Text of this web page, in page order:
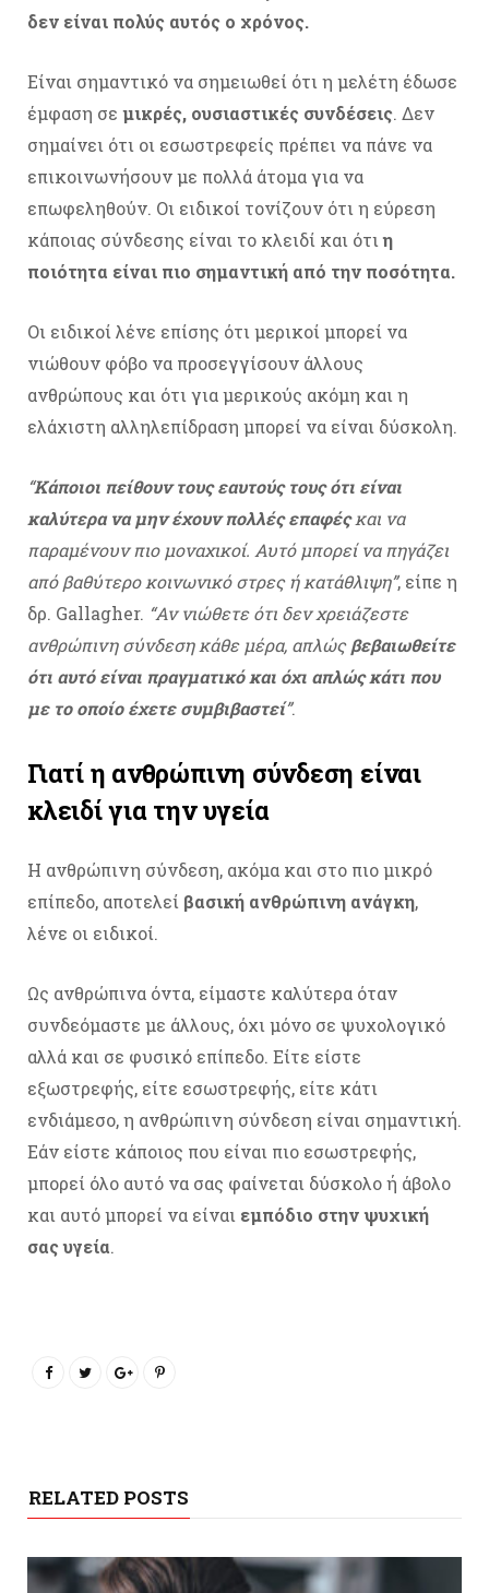
δεν είναι πολύς αυτός ο χρόνος.
Είναι σημαντικό να σημειωθεί ότι η μελέτη έδωσε
έμφαση σε μικρές, ουσιαστικές συνδέσεις. Δεν
σημαίνει ότι οι εσωστρεφείς πρέπει να πάνε να
επικοινωνήσουν με πολλά άτομα για να
επωφεληθούν. Οι ειδικοί τονίζουν ότι η εύρεση
κάποιας σύνδεσης είναι το κλειδί και ότιη
ποιότητα είναι πιο σημαντική από την ποσότητα.
Οι ειδικοί λένε επίσης ότι μερικοί μπορεί να
νιώθουν φόβο να προσεγγίσουν άλλους
ανθρώπους και ότι για μερικούς ακόμη και η
ελάχιστη αλληλεπίδραση μπορεί να είναι δύσκολη.
“Κάποιοι πείθουν τους εαυτούς τους ότι είναι
καλύτερα να μην έχουν πολλές επαφέςκαι να
παραμένουν πιο μοναχικοί. Αυτό μπορεί να πηγάζει
από βαθύτερο κοινωνικό στρες ή κατάθλιψη”, είπε η
δρ. Gallagher. “Αν νιώθετε ότι δεν χρειάζεστε
ανθρώπινη σύνδεση κάθε μέρα, απλώςβεβαιωθείτε
ότι αυτό είναι πραγματικό και όχι απλώς κάτι που
με το οποίο έχετε συμβιβαστεί”.
Γιατί η ανθρώπινη σύνδεση είναι
κλειδί για την υγεία
Η ανθρώπινη σύνδεση, ακόμα και στο πιο μικρό
επίπεδο, αποτελεί βασική ανθρώπινη ανάγκη,
λένε οι ειδικοί.
Ως ανθρώπινα όντα, είμαστε καλύτερα όταν
συνδεόμαστε με άλλους, όχι μόνο σε ψυχολογικό
αλλά και σε φυσικό επίπεδο. Είτε είστε
εξωστρεφής, είτε εσωστρεφής, είτε κάτι
ενδιάμεσο, η ανθρώπινη σύνδεση είναι σημαντική.
Εάν είστε κάποιος που είναι πιο εσωστρεφής,
μπορεί όλο αυτό να σας φαίνεται δύσκολο ή άβολο
και αυτό μπορεί να είναι εμπόδιο στην ψυχική
σας υγεία.
RELATED POSTS